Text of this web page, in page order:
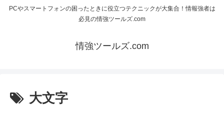
PCやスマートフォンの困ったときに役立つテクニックが大集合！情報強者は
必見の情強ツールズ.com
情強ツールズ.com
大文字